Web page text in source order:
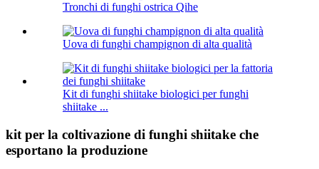
Tronchi di funghi ostrica Qihe
Uova di funghi champignon di alta qualità
Kit di funghi shiitake biologici per funghi
shiitake ...
kit per la coltivazione di funghi shiitake che
esportano la produzione